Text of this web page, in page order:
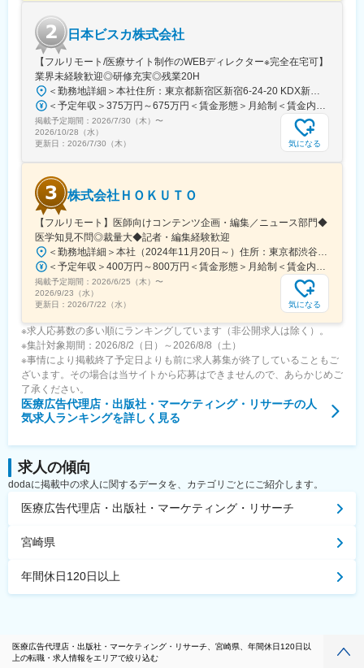
ンライン医局”として多くの医師に活用されています。
コミュニティを通じて、医師は他の専門領域の知見を得たり、診
療の選択肢を広げたりすることができ、結果的に患者さんにより
良い医療を届けることにつながっています。単なる情報共有にと
どまらず、医師同士の相互支援を通じて臨床力とモチベーション
を高める仕組みを提供している点が、当社サービスの大きな強み
となっています。
日本ビスカ株式会社
【フルリモート/医療サイト制作のWEBディレクター※完全在宅可】
業界未経験歓迎◎研修充実◎残業20H
＜勤務地詳細＞本社住所：東京都新宿区新宿6-24-20 KDX新宿6丁目ビル10F勤務地最寄駅：都営大江戸線、東京メトロ副都心線／東新宿駅受動喫煙対策：屋内全面禁煙変更の範囲：会社の定める事業所（リモートワーク含む）
＜予定年収＞375万円～675万円＜賃金形態＞月給制＜賃金内訳＞月額（基本給）：250,000円～450,000円＜月給＞250,000円～450,000円＜昇給有無＞有＜残業手当＞有＜給与補足＞■賞与：年2回※25年度実績4.08ヶ月分■昇給：年1回賃金はあくまでも目安の金額であり、選考を通じて上下する可能性があります。月給(月額)は固定手当を含めた表記です。
掲載予定期間： 2026/7/30（木） 〜
2026/10/28（水）
更新日： 2026/7/30（木） 気になる
株式会社ＨＯＫＵＴＯ
【フルリモート】医師向けコンテンツ企画・編集／ニュース部門◆
医学知見不問◎裁量大◆記者・編集経験歓迎
＜勤務地詳細＞本社（2024年11月20日～）住所：東京都渋谷区渋谷一丁目12番2 クロスオフィス渋谷311受動喫煙対策：屋内全面禁煙変更の範囲：会社の定める事業所（リモートワーク含む）
＜予定年収＞400万円～800万円＜賃金形態＞月給制＜賃金内訳＞月額（基本給）：241,565円～483,130円固定残業手当/月：91,768円～183,536円（固定残業時間45時間0分/月）超過した時間外労働の残業手当は追加支給＜月給＞333,333円～666,666円（一律手当を含む）＜昇給有無＞有＜残業手当＞有＜給与補足＞※実績やご経験、スキルを考慮し、当社規定に基づいて決定します。賃金はあくまでも目安の金額であり、選考を通じて上下する可能性があります。月給(月額)は固定手当を含めた表記です。
掲載予定期間： 2026/6/25（木） 〜
2026/9/23（水）
更新日： 2026/7/22（水） 気になる
※求人応募数の多い順にランキングしています（非公開求人は除く）。
※集計対象期間：2026/8/2（日）～2026/8/8（土）
※事情により掲載終了予定日よりも前に求人募集が終了していることもご
ざいます。その場合は当サイトから応募はできませんので、あらかじめご
了承ください。
医療広告代理店・出版社・マーケティング・リサーチの人
気求人ランキングを詳しく見る
求人の傾向
dodaに掲載中の求人に関するデータを、カテゴリごとにご紹介します。
医療広告代理店・出版社・マーケティング・リサーチ
宮崎県
年間休日120日以上
医療広告代理店・出版社・マーケティング・リサーチ、宮崎県、年間休日120日以
上の転職・求人情報をエリアで絞り込む